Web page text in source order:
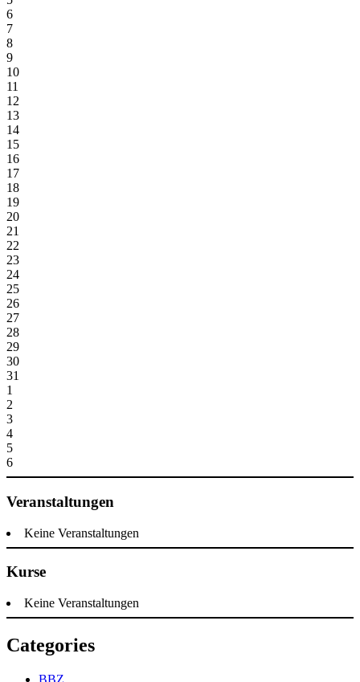
6
7
8
9
10
11
12
13
14
15
16
17
18
19
20
21
22
23
24
25
26
27
28
29
30
31
1
2
3
4
5
6
Veranstaltungen
Keine Veranstaltungen
Kurse
Keine Veranstaltungen
Categories
BBZ